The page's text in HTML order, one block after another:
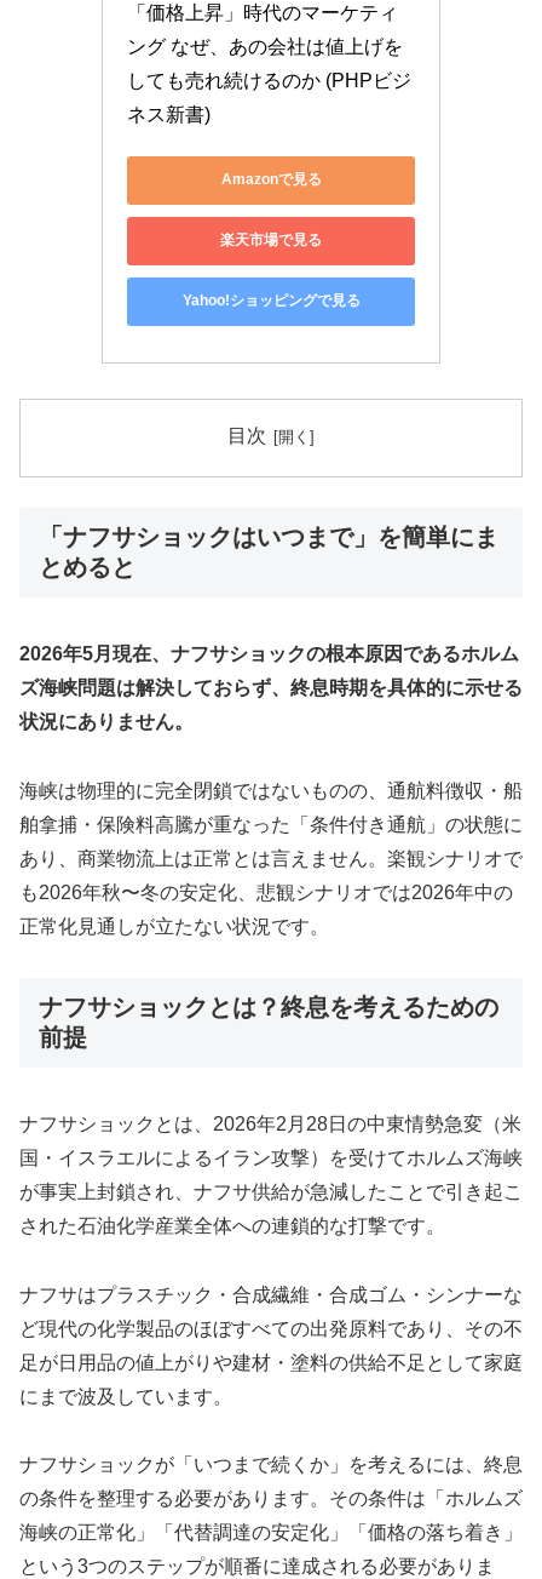
「価格上昇」時代のマーケティ
ング なぜ、あの会社は値上げを
しても売れ続けるのか (PHPビジ
ネス新書)
Amazonで見る
楽天市場で見る
Yahoo!ショッピングで見る
目次
「ナフサショックはいつまで」を簡単にま
とめると
2026年5月現在、ナフサショックの根本原因であるホルム
ズ海峡問題は解決しておらず、終息時期を具体的に示せる
状況にありません。
海峡は物理的に完全閉鎖ではないものの、通航料徴収・船
舶拿捕・保険料高騰が重なった「条件付き通航」の状態に
あり、商業物流上は正常とは言えません。楽観シナリオで
も2026年秋〜冬の安定化、悲観シナリオでは2026年中の
正常化見通しが立たない状況です。
ナフサショックとは？終息を考えるための
前提
ナフサショックとは、2026年2月28日の中東情勢急変（米
国・イスラエルによるイラン攻撃）を受けてホルムズ海峡
が事実上封鎖され、ナフサ供給が急減したことで引き起こ
された石油化学産業全体への連鎖的な打撃です。
ナフサはプラスチック・合成繊維・合成ゴム・シンナーな
ど現代の化学製品のほぼすべての出発原料であり、その不
足が日用品の値上がりや建材・塗料の供給不足として家庭
にまで波及しています。
ナフサショックが「いつまで続くか」を考えるには、終息
の条件を整理する必要があります。その条件は「ホルムズ
海峡の正常化」「代替調達の安定化」「価格の落ち着き」
という3つのステップが順番に達成される必要がありま